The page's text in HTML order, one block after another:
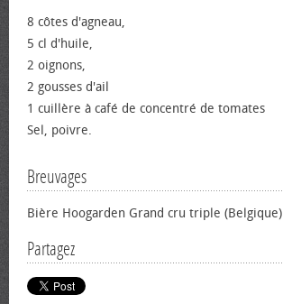
8 côtes d'agneau,
5 cl d'huile,
2 oignons,
2 gousses d'ail
1 cuillère à café de concentré de tomates
Sel, poivre.
Breuvages
Bière Hoogarden Grand cru triple (Belgique)
Partagez